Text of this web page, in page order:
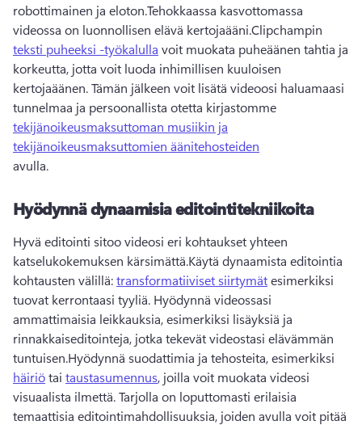
robottimainen ja eloton.Tehokkaassa kasvottomassa
videossa on luonnollisen elävä kertojaääni.Clipchampin
teksti puheeksi -työkalulla voit muokata puheäänen tahtia ja
korkeutta, jotta voit luoda inhimillisen kuuloisen
kertojaäänen. Tämän jälkeen voit lisätä videoosi haluamaasi
tunnelmaa ja persoonallista otetta kirjastomme
tekijänoikeusmaksuttoman musiikin ja
tekijänoikeusmaksuttomien äänitehosteiden
avulla.
Hyödynnä dynaamisia editointitekniikoita
Hyvä editointi sitoo videosi eri kohtaukset yhteen
katselukokemuksen kärsimättä.Käytä dynaamista editointia
kohtausten välillä: transformatiiviset siirtymät esimerkiksi
tuovat kerrontaasi tyyliä. Hyödynnä videossasi
ammattimaisia leikkauksia, esimerkiksi lisäyksiä ja
rinnakkaiseditointeja, jotka tekevät videostasi elävämmän
tuntuisen.Hyödynnä suodattimia ja tehosteita, esimerkiksi
häiriö tai taustasumennus, joilla voit muokata videosi
visuaalista ilmettä. Tarjolla on loputtomasti erilaisia
temaattisia editointimahdollisuuksia, joiden avulla voit pitää